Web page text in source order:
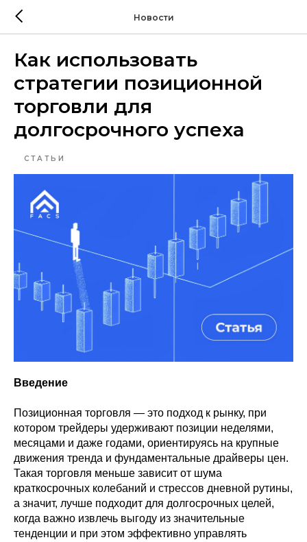
Новости
Как использовать
стратегии позиционной
торговли для
долгосрочного успеха
СТАТЬИ
Введение
Позиционная торговля — это подход к рынку, при
котором трейдеры удерживают позиции неделями,
месяцами и даже годами, ориентируясь на крупные
движения тренда и фундаментальные драйверы цен.
Такая торговля меньше зависит от шума
краткосрочных колебаний и стрессов дневной рутины,
а значит, лучше подходит для долгосрочных целей,
когда важно извлечь выгоду из значительные
тенденции и при этом эффективно управлять